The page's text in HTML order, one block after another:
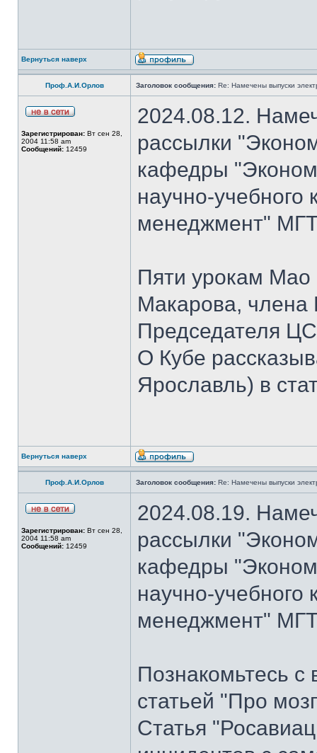
Вернуться наверх
Проф.А.И.Орлов Заголовок сообщения: Re: Намечены выпуски
Зарегистрирован: Вт сен 28,
2004 11:58 am
Сообщений: 12459
2024.08.12.
рассылки
кафедры
научно-
менеджмент"
Пяти урокам Мао
Макарова,
Председателя
О Кубе
Ярославль) в
Вернуться наверх
Проф.А.И.Орлов Заголовок сообщения: Re: Намечены выпуски
Зарегистрирован: Вт сен 28,
2004 11:58 am
Сообщений: 12459
2024.08.19.
рассылки
кафедры
научно-
менеджмент"
Познакомьтесь с
статьей "Про
Статья